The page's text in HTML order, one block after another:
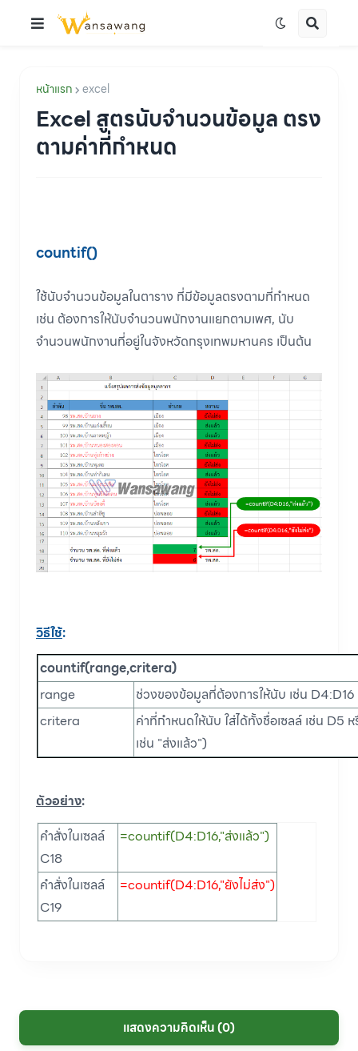
หน้าแรก excel
Excel สูตรนับจำนวนข้อมูล ตรง
ตามค่าที่กำหนด
countif()
ใช้นับจำนวนข้อมูลในตาราง ที่มีข้อมูลตรงตามที่กำหนด
เช่น ต้องการให้นับจำนวนพนักงานแยกตามเพศ, นับ
จำนวนพนักงานที่อยู่ในจังหวัดกรุงเทพมหานคร เป็นต้น
วิธีใช้:
countif(range,critera)
range
ช่วงของข้อมูลที่ต้องการให้นับ เช่น D4:D16
critera
ค่าที่กำหนดให้นับ ใส่ได้ทั้งชื่อเซลล์ เช่น D5
เช่น "ส่งแล้ว")
ตัวอย่าง:
คำสั่งในเซลล์
C18
=countif(D4:D16,"ส่งแล้ว")
คำสั่งในเซลล์
C19
=countif(D4:D16,"ยังไม่ส่ง")
แสดงความคิดเห็น (0)